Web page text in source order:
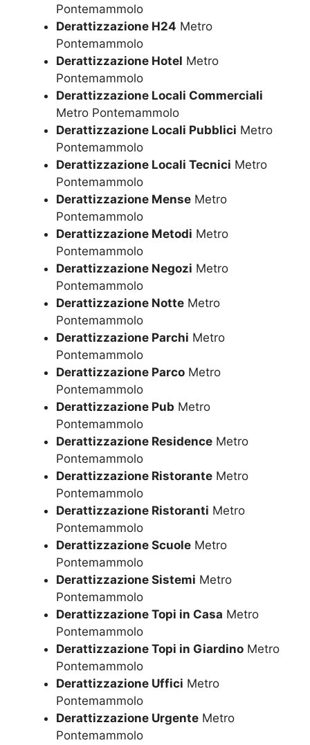
Pontemammolo
Derattizzazione H24 Metro
Pontemammolo
Derattizzazione Hotel Metro
Pontemammolo
Derattizzazione Locali Commerciali
Metro Pontemammolo
Derattizzazione Locali Pubblici Metro
Pontemammolo
Derattizzazione Locali Tecnici Metro
Pontemammolo
Derattizzazione Mense Metro
Pontemammolo
Derattizzazione Metodi Metro
Pontemammolo
Derattizzazione Negozi Metro
Pontemammolo
Derattizzazione Notte Metro
Pontemammolo
Derattizzazione Parchi Metro
Pontemammolo
Derattizzazione Parco Metro
Pontemammolo
Derattizzazione Pub Metro
Pontemammolo
Derattizzazione Residence Metro
Pontemammolo
Derattizzazione Ristorante Metro
Pontemammolo
Derattizzazione Ristoranti Metro
Pontemammolo
Derattizzazione Scuole Metro
Pontemammolo
Derattizzazione Sistemi Metro
Pontemammolo
Derattizzazione Topi in Casa Metro
Pontemammolo
Derattizzazione Topi in Giardino Metro
Pontemammolo
Derattizzazione Uffici Metro
Pontemammolo
Derattizzazione Urgente Metro
Pontemammolo